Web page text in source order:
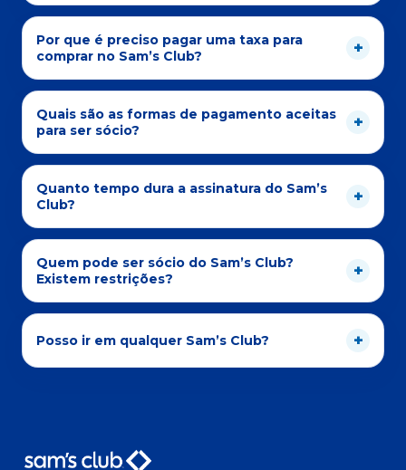
Por que é preciso pagar uma taxa para
comprar no Sam’s Club?
Quais são as formas de pagamento aceitas
para ser sócio?
Quanto tempo dura a assinatura do Sam’s
Club?
Quem pode ser sócio do Sam’s Club?
Existem restrições?
Posso ir em qualquer Sam’s Club?